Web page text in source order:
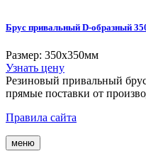
Брус привальный D-образный
Размер: 350х350мм
Узнать цену
Резиновый привальный
прямые поставки от
Правила сайта
меню